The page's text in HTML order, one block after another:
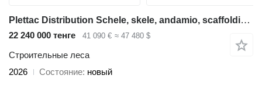
Plettac Distribution Schele, skele, andamio, scaffolding, pastoliai, tellingud, Ruszt
22 240 000 тенге 41 090 € ≈ 47 480 $
Строительные леса
2026
Состояние новый